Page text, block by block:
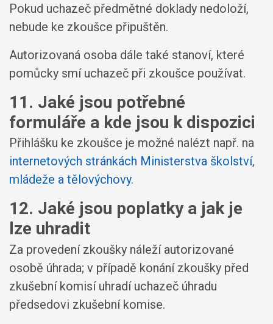
Pokud uchazeč předmětné doklady nedoloží,
nebude ke zkoušce připuštěn.
Autorizovaná osoba dále také stanoví, které
pomůcky smí uchazeč při zkoušce používat.
11. Jaké jsou potřebné
formuláře a kde jsou k dispozici
Přihlášku ke zkoušce je možné nalézt např. na
internetových stránkách Ministerstva školství,
mládeže a tělovýchovy.
12. Jaké jsou poplatky a jak je
lze uhradit
Za provedení zkoušky náleží autorizované
osobě úhrada; v případě konání zkoušky před
zkušební komisí uhradí uchazeč úhradu
předsedovi zkušební komise.